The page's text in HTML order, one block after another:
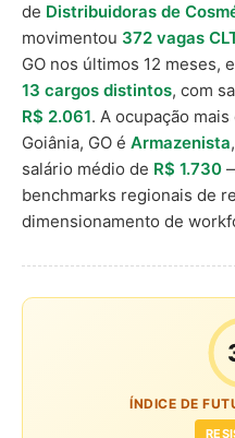
de Distribuidoras de
movimentou 372 vagas
GO nos últimos 12 meses,
13 cargos distintos, com
R$ 2.061. A ocupação
Goiânia, GO é Armazenista
salário médio de R$ 1.730
benchmarks regionais de
dimensionamento de
ÍNDICE DE